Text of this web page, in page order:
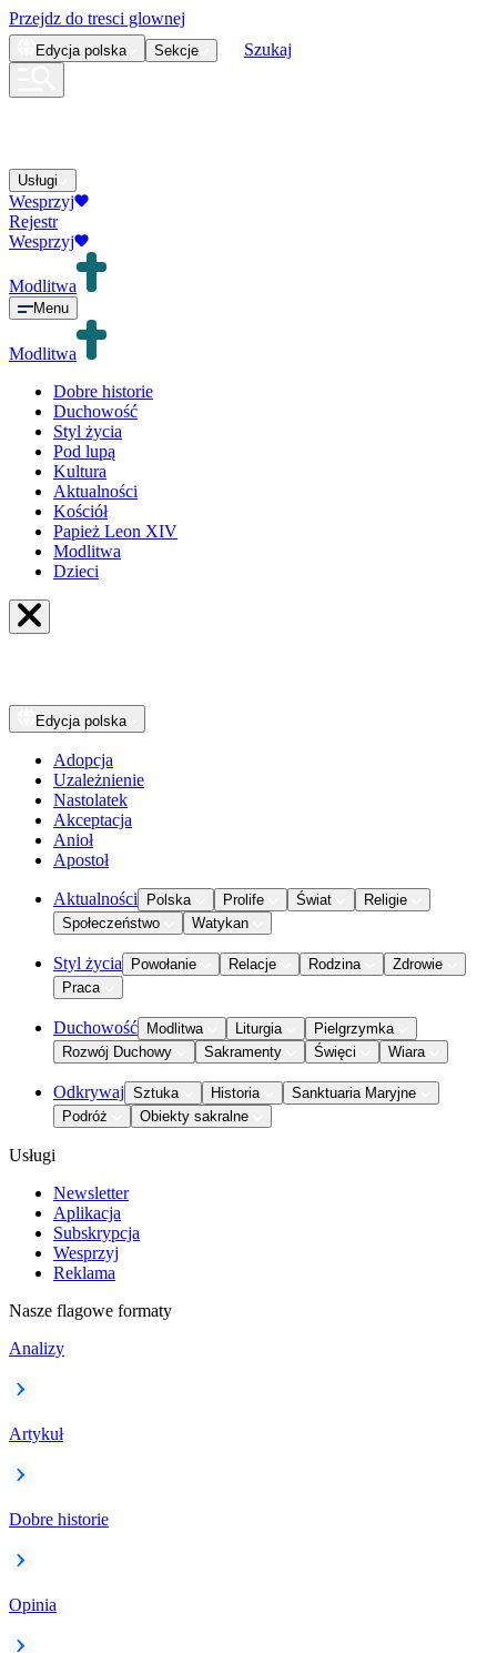
Przejdz do tresci glownej
Edycja polska Sekcje Szukaj
Usługi
Wesprzyj
Rejestr
Wesprzyj
Modlitwa
Menu
Modlitwa
Dobre historie
Duchowość
Styl życia
Pod lupą
Kultura
Aktualności
Kościół
Papież Leon XIV
Modlitwa
Dzieci
Edycja polska
Adopcja
Uzależnienie
Nastolatek
Akceptacja
Anioł
Apostoł
Aktualności Polska Prolife Świat
Religie
Społeczeństwo
Watykan
Styl życia Powołanie Relacje Rodzina
Zdrowie
Praca
Duchowość Modlitwa Liturgia
Pielgrzymka
Rozwój Duchowy
Sakramenty Święci Wiara
Odkrywaj Sztuka Historia
Sanktuaria Maryjne
Podróż
Obiekty sakralne
Usługi
Newsletter
Aplikacja
Subskrypcja
Wesprzyj
Reklama
Nasze flagowe formaty
Analizy
Artykuł
Dobre historie
Opinia